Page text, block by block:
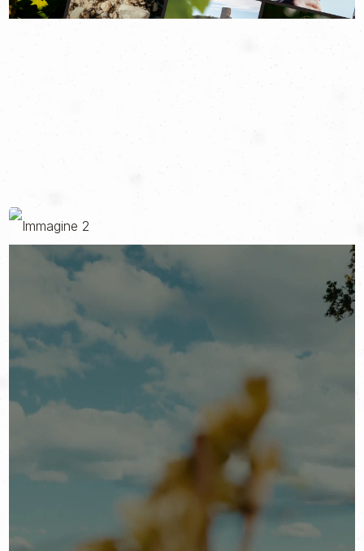
fatto di ascolto e immersione totale nei luoghi, nella storia e
decorativa ma risponde alla volontà di generare bellezza e
valore.
Il territorio perché la famiglia ha un profondo legame affettivo
con la terra di Bolgheri e, per questo, porta avanti la missione di
E la cultura, perché l’obiettivo più alto della tenuta non è solo
produrre vino di qualità, ma creare consapevolezza e
conoscenza, dando voce alla vera identità di una
denominazione che troppo spesso viene descritta in modo
Bolgheri viene infatti immaginata come terra di vini robusti,
intensi, quasi opulenti. Ma quelli di Tenuta Fratini hanno la
alture, boschi e colline - non di pianura. Vini freschi ed eleganti,
nuove creazioni che sovvertono uno standard ormai dato per
Per cambiare davvero questa narrazione, Tenuta Fratini aveva
bisogno di raccontarsi con una voce nuova. Una voce capace